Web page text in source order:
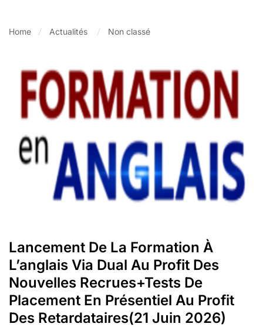
Home Actualités Non classé
Lancement De La Formation À
L’anglais Via Dual Au Profit Des
Nouvelles Recrues+Tests De
Placement En Présentiel Au Profit
Des Retardataires(21 Juin 2026)